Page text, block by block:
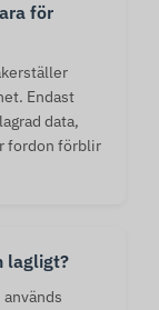
för
Endast
data,
fordon förblir
lagligt?